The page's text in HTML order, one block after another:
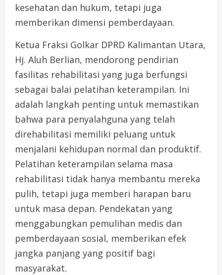
kesehatan dan hukum, tetapi juga
memberikan dimensi pemberdayaan.
Ketua Fraksi Golkar DPRD Kalimantan Utara,
Hj. Aluh Berlian, mendorong pendirian
fasilitas rehabilitasi yang juga berfungsi
sebagai balai pelatihan keterampilan. Ini
adalah langkah penting untuk memastikan
bahwa para penyalahguna yang telah
direhabilitasi memiliki peluang untuk
menjalani kehidupan normal dan produktif.
Pelatihan keterampilan selama masa
rehabilitasi tidak hanya membantu mereka
pulih, tetapi juga memberi harapan baru
untuk masa depan. Pendekatan yang
menggabungkan pemulihan medis dan
pemberdayaan sosial, memberikan efek
jangka panjang yang positif bagi
masyarakat.